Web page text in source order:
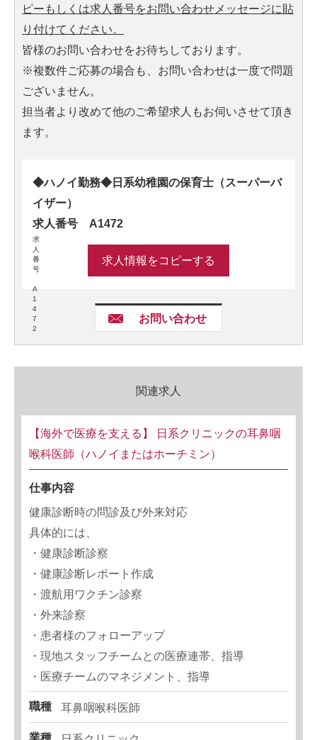
ピーもしくは求人番号をお問い合わせメッセージに貼
り付けてください。
皆様のお問い合わせをお待ちしております。
※複数件ご応募の場合も、お問い合わせは一度で問題
ございません。
担当者より改めて他のご希望求人もお伺いさせて頂き
ます。
求
人
番
号
A
1
4
7
2
◆ハノイ勤務◆日系幼稚園の保育士（スーパーバ
イザー）
求人番号 A1472
求人情報をコピーする
お問い合わせ
関連求人
【海外で医療を支える】 日系クリニックの耳鼻咽
喉科医師（ハノイまたはホーチミン）
仕事内容
健康診断時の問診及び外来対応
具体的には、
・健康診断診察
・健康診断レポート作成
・渡航用ワクチン診察
・外来診察
・患者様のフォローアップ
・現地スタッフチームとの医療連帯、指導
・医療チームのマネジメント、指導
職種 耳鼻咽喉科医師
業種